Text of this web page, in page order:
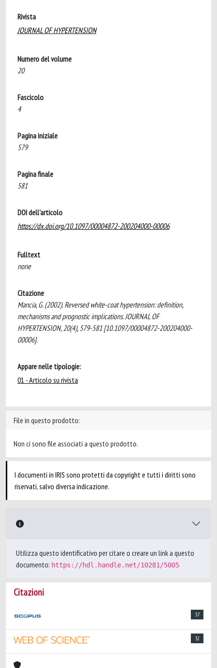
Rivista
JOURNAL OF HYPERTENSION
Numero del volume
20
Fascicolo
4
Pagina iniziale
579
Pagina finale
581
DOI dell'articolo
https://dx.doi.org/10.1097/00004872-200204000-00006
Fulltext
none
Citazione
Mancia, G. (2002). Reversed white-coat hypertension: definition,
mechanisms and prognostic implications. JOURNAL OF
HYPERTENSION, 20(4), 579-581 [10.1097/00004872-200204000-
00006].
Appare nelle tipologie:
01 - Articolo su rivista
File in questo prodotto:
Non ci sono file associati a questo prodotto.
I documenti in IRIS sono protetti da copyright e tutti i diritti sono
riservati, salvo diversa indicazione.
Utilizza questo identificativo per citare o creare un link a questo
documento: https://hdl.handle.net/10281/5005
Citazioni
37
32